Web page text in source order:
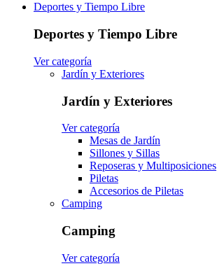
Deportes y Tiempo Libre
Deportes y Tiempo Libre
Ver categoría
Jardín y Exteriores
Jardín y Exteriores
Ver categoría
Mesas de Jardín
Sillones y Sillas
Reposeras y Multiposiciones
Piletas
Accesorios de Piletas
Camping
Camping
Ver categoría